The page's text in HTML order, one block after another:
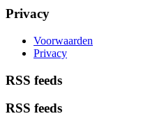
Privacy
Voorwaarden
Privacy
RSS feeds
RSS feeds